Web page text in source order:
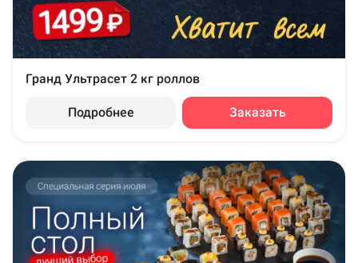
Гранд Ультрасет 2 кг роллов
Подробнее Заказать